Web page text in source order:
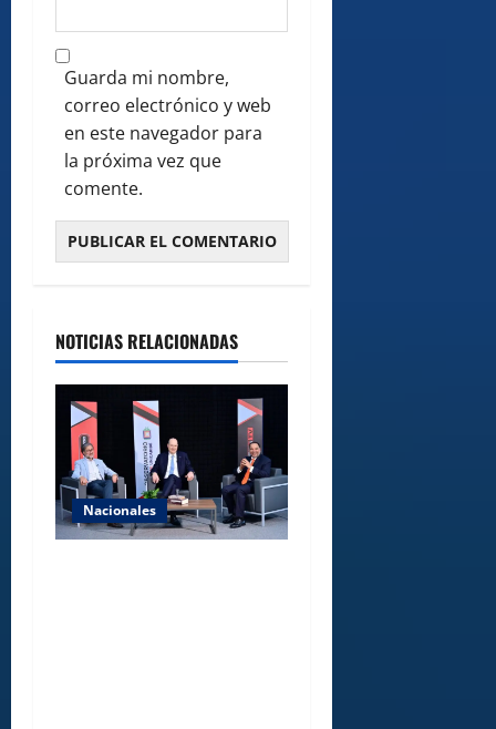
Guarda mi nombre,
correo electrónico y web
en este navegador para
la próxima vez que
comente.
NOTICIAS RELACIONADAS
Nacionales